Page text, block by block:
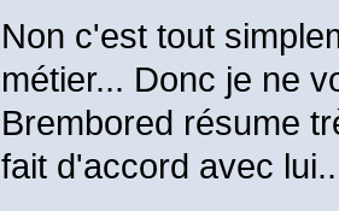
Non c'est tout
métier... Donc je ne
Brembored résume
fait d'accord avec